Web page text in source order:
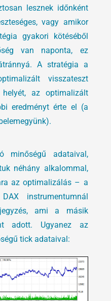
lesznek időnként
vagy amikor
gyakori kötéséből
van naponta, ez
A stratégia a
visszateszt
az optimalizált
eredményt érte el (a
minőségű adataival,
néhány alkalommal,
az optimalizálás – a
instrumentumnál
ami a másik
adott. Ugyanez az
tick adataival: